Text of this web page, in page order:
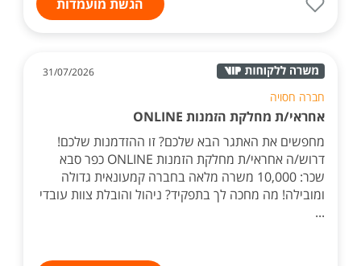
הגשת מועמדות
31/07/2026
חברה חסויה
אחראי/ת מחלקת הזמנות ONLINE
מחפשים את האתגר הבא שלכם? זו ההזדמנות שלכם!
דרוש/ה אחראי/ת מחלקת הזמנות ONLINE כפר סבא
שכר: 10,000 משרה מלאה בחברה קמעונאית גדולה
ומובילה! מה מחכה לך בתפקיד? ניהול והובלת צוות עובדי
...